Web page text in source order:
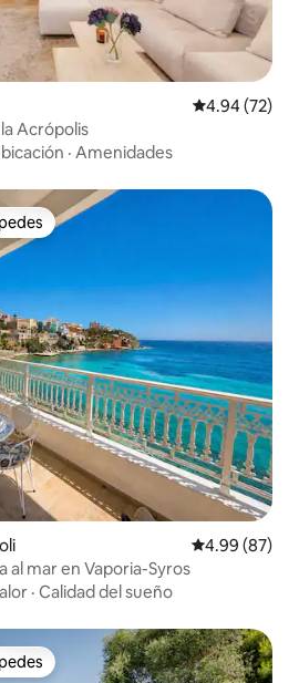
Calificación
4.94 (72)
Acrópolis
· Amenidades
entre huéspedes
Calificación
4.99 (87)
al mar en Vaporia-Syros
· Calidad del sueño
entre huéspedes